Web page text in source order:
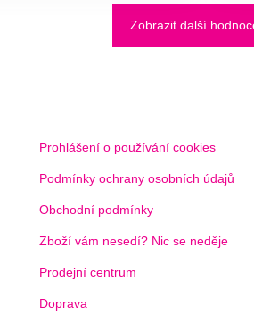
Zobrazit další
Prohlášení o používání cookies
Podmínky ochrany osobních údajů
Obchodní podmínky
Zboží vám nesedí? Nic se neděje
Prodejní centrum
Doprava